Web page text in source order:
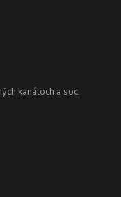
kanáloch a soc.